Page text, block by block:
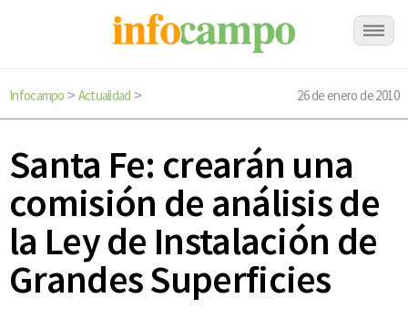
Infocampo > Actualidad > 26 de enero de 2010
Santa Fe: crearán una
comisión de análisis de
la Ley de Instalación de
Grandes Superficies